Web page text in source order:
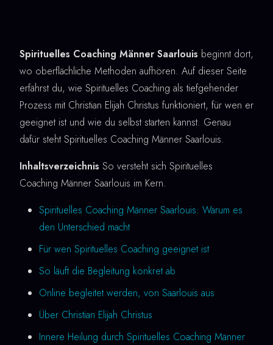
Spirituelles Coaching Männer Saarlouis beginnt dort,
wo oberflächliche Methoden aufhören. Auf dieser Seite
erfährst du, wie Spirituelles Coaching als tiefgehender
Prozess mit Christian Elijah Christus funktioniert, für wen er
geeignet ist und wie du selbst starten kannst. Genau
dafür steht Spirituelles Coaching Männer Saarlouis.
Inhaltsverzeichnis So versteht sich Spirituelles
Coaching Männer Saarlouis im Kern.
Spirituelles Coaching Männer Saarlouis: Warum es
den Unterschied macht
Für wen Spirituelles Coaching geeignet ist
So läuft die Begleitung konkret ab
Online begleitet werden, von Saarlouis aus
Über Christian Elijah Christus
Innere Heilung durch Spirituelles Coaching Männer